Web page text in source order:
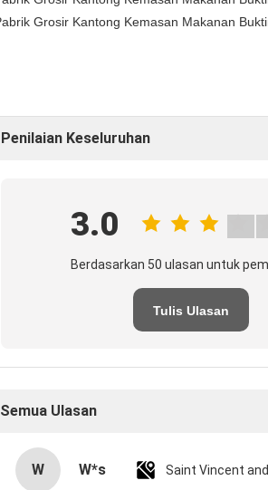
Penilaian Keseluruhan
3.0
Berdasarkan 50 ulasan untuk
Tulis Ulasan
Semua Ulasan
W W*s